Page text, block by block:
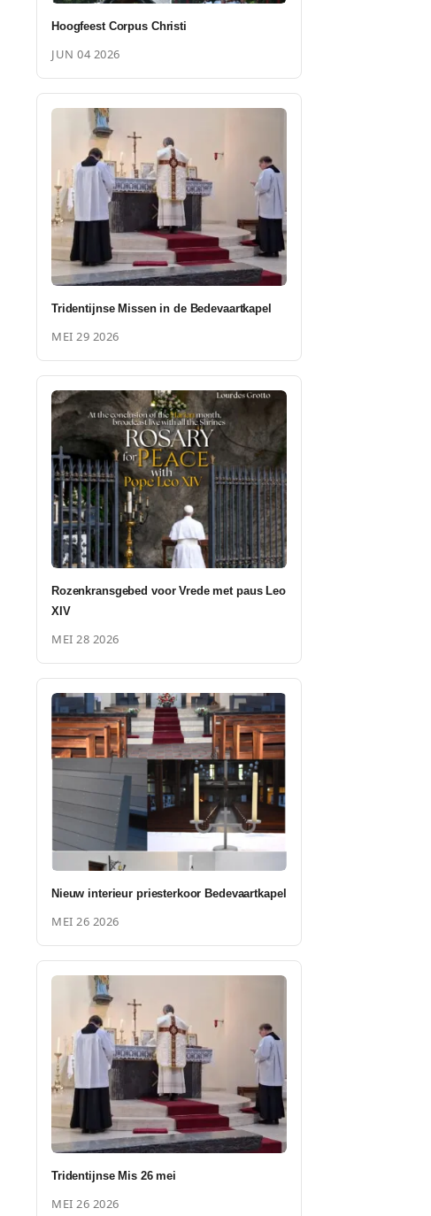
Hoogfeest Corpus Christi
JUN 04 2026
Tridentijnse Missen in de Bedevaartkapel
MEI 29 2026
Rozenkransgebed voor Vrede met paus Leo
XIV
MEI 28 2026
Nieuw interieur priesterkoor Bedevaartkapel
MEI 26 2026
Tridentijnse Mis 26 mei
MEI 26 2026